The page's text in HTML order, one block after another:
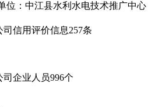
位：中江县水利水电技术推广中心
信用评价信息257条
企业人员996个